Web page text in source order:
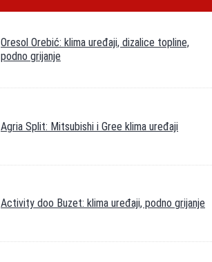
Oresol Orebić: klima uređaji, dizalice topline,
podno grijanje
Agria Split: Mitsubishi i Gree klima uređaji
Activity doo Buzet: klima uređaji, podno grijanje